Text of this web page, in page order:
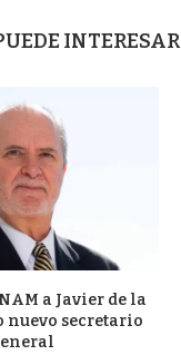
INTERESAR
a Javier de la
nuevo secretario